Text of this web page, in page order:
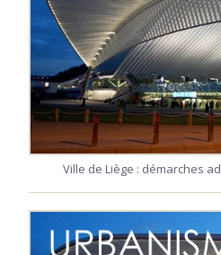
Ville de Liège : démarches